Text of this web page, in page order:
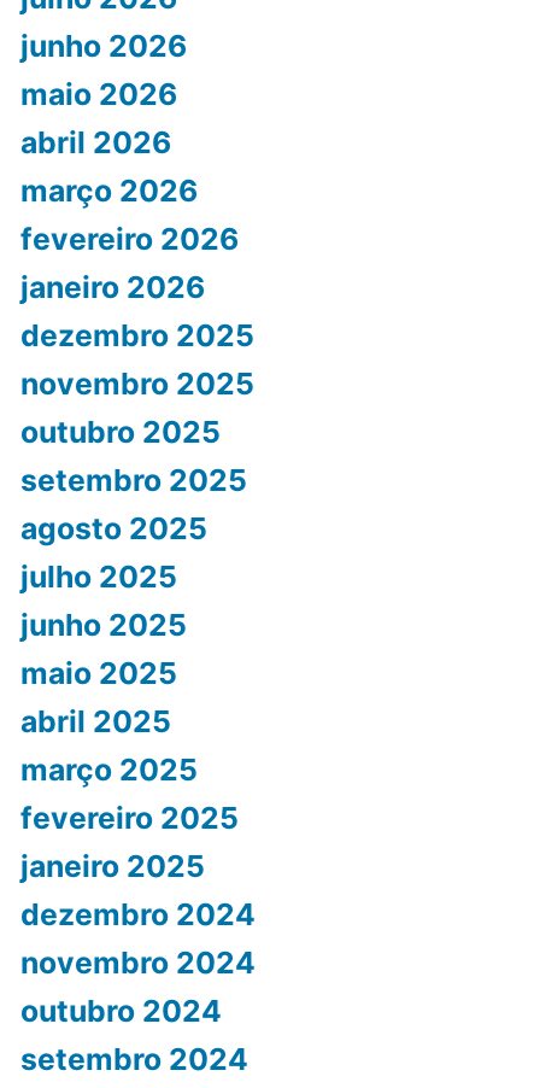
junho 2026
maio 2026
abril 2026
março 2026
fevereiro 2026
janeiro 2026
dezembro 2025
novembro 2025
outubro 2025
setembro 2025
agosto 2025
julho 2025
junho 2025
maio 2025
abril 2025
março 2025
fevereiro 2025
janeiro 2025
dezembro 2024
novembro 2024
outubro 2024
setembro 2024